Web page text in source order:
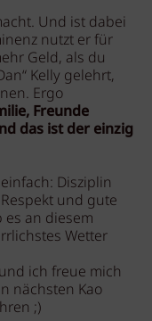
Und ist dabei
nutzt er für
Geld, als du
Kelly gelehrt,
Ergo
Freunde
das ist der einzig
Disziplin
und gute
es an diesem
Wetter
und ich freue mich
nächsten Kao
;)